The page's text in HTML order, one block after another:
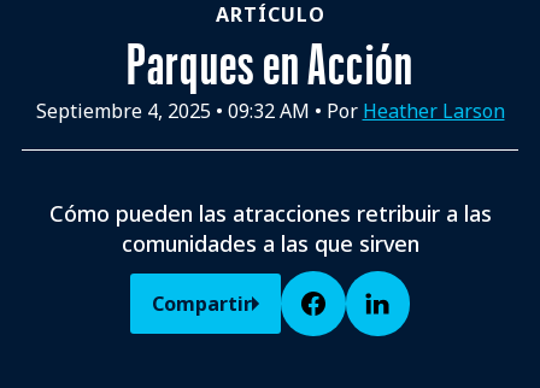
ARTÍCULO
Parques en Acción
Septiembre 4, 2025• 09:32 AM • Por Heather Larson
Cómo pueden las atracciones retribuir a las
comunidades a las que sirven
Compartir